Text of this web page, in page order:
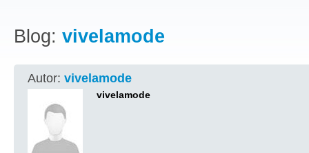
Blog: vivelamode
Autor: vivelamode
vivelamode